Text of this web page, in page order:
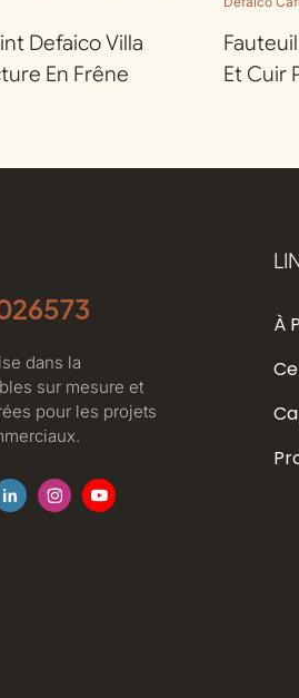
Defaico Villa
En Frêne
Et Cuir
dans la
sur mesure et
pour les projets
À